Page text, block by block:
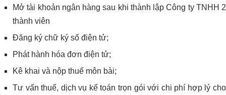
Mở tài khoản ngân hàng sau khi thành lập Công ty TNHH 2
thành viên
Đăng ký chữ ký số điện tử;
Phát hành hóa đơn điện tử;
Kê khai và nộp thuế môn bài;
Tư vấn thuế, dịch vụ kế toán trọn gói với chi phí hợp lý cho